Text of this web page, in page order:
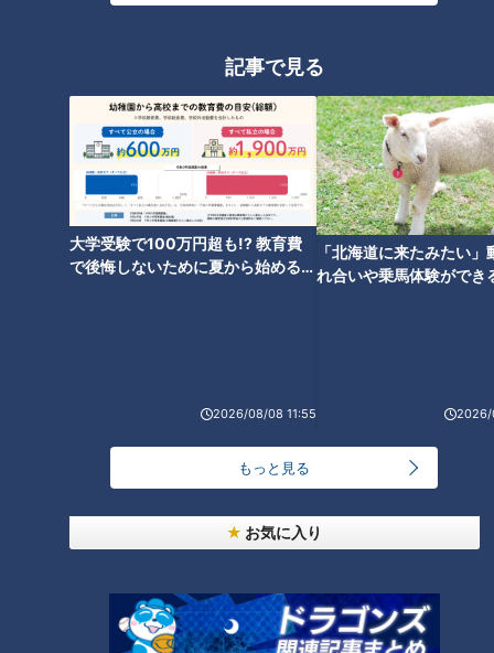
記事で見る
大学受験で100万円超も!? 教育費
で後悔しないために夏から始めるお
2026/08/08 11:55
「北海道に来たみたい」
れ合いや乗馬体験ができ
2026/
もっと見る
お気に入り
運動不足や長時間同じ体勢を続けると、筋肉の血行が悪化し血
痛み物質が作られて頭痛を引き起こすと考えられているそうで
＜出不精頭痛は頭を締めつけるような痛み＞
出不精頭痛は、頭全体が締めつけられるような鈍い痛みを感じ
るそうです。これを「緊張型頭痛」と言います。緊張型頭痛
は、肩や首の筋肉の緊張によって起こるそうです。
改善体操のやり方は、腕を胸の高さまで上げ、頭を動かさずに
度動かしましょう。普段から行うと予防にも繋がるそうです。
緊張型頭痛は首の血流が悪くなっているため、頚椎の両側に圧
痛点という筋肉のこりができるのだとか。両肩を大きくまわす
ことで頭と首を支えている筋肉のこりをほぐすと、収縮した血